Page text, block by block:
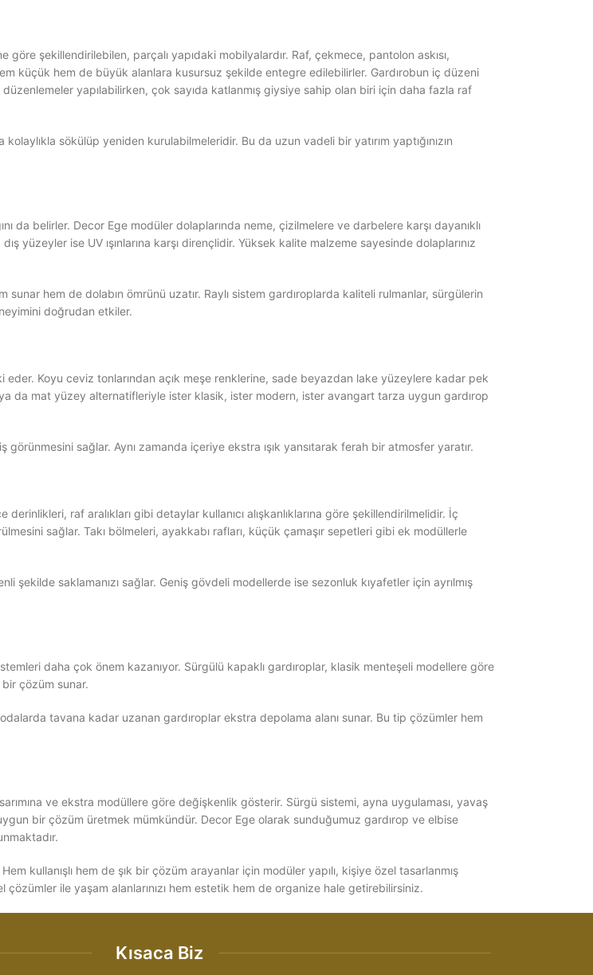
şekillendirilebilen, parçalı yapıdaki mobilyalardır. Raf, çekmece, pantolon askısı,
küçük hem de büyük alanlara kusursuz şekilde entegre edilebilirler. Gardırobun iç düzeni
yapılabilirken, çok sayıda katlanmış giysiye sahip olan biri için daha fazla raf
sökülüp yeniden kurulabilmeleridir. Bu da uzun vadeli bir yatırım yaptığınızın
da belirler. Decor Ege modüler dolaplarında neme, çizilmelere ve darbelere karşı dayanıklı
yüzeyler ise UV ışınlarına karşı dirençlidir. Yüksek kalite malzeme sayesinde dolaplarınız
hem de dolabın ömrünü uzatır. Raylı sistem gardıroplarda kaliteli rulmanlar, sürgülerin
doğrudan etkiler.
Koyu ceviz tonlarından açık meşe renklerine, sade beyazdan lake yüzeylere kadar pek
da mat yüzey alternatifleriyle ister klasik, ister modern, ister avangart tarza uygun gardırop
görünmesini sağlar. Aynı zamanda içeriye ekstra ışık yansıtarak ferah bir atmosfer yaratır.
raf aralıkları gibi detaylar kullanıcı alışkanlıklarına göre şekillendirilmelidir. İç
sağlar. Takı bölmeleri, ayakkabı rafları, küçük çamaşır sepetleri gibi ek modüllerle
şekilde saklamanızı sağlar. Geniş gövdeli modellerde ise sezonluk kıyafetler için ayrılmış
daha çok önem kazanıyor. Sürgülü kapaklı gardıroplar, klasik menteşeli modellere göre
bir çözüm sunar.
tavana kadar uzanan gardıroplar ekstra depolama alanı sunar. Bu tip çözümler hem
ve ekstra modüllere göre değişkenlik gösterir. Sürgü sistemi, ayna uygulaması, yavaş
bir çözüm üretmek mümkündür. Decor Ege olarak sunduğumuz gardırop ve elbise
kullanışlı hem de şık bir çözüm arayanlar için modüler yapılı, kişiye özel tasarlanmış
ile yaşam alanlarınızı hem estetik hem de organize hale getirebilirsiniz.
Kısaca Biz